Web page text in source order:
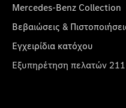
Mercedes-Benz Collection
Βεβαιώσεις &
Εγχειρίδια κατόχου
Εξυπηρέτηση πελατών